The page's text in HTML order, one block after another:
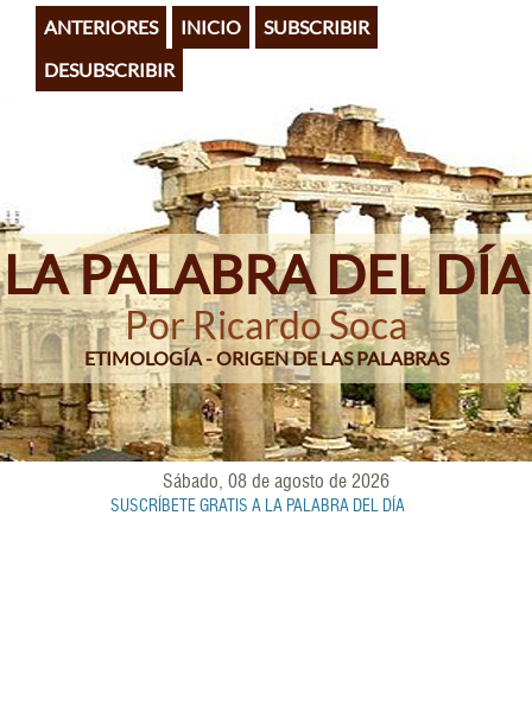
Pasar
contenido
principal
ANTERIORES INICIO
SUBSCRIBIR
DESUBSCRIBIR
LA PALABRA DEL DÍA
Por Ricardo Soca
ETIMOLOGÍA - ORIGEN DE LAS PALABRAS
Sábado, 08 de agosto de 2026
SUSCRÍBETE GRATIS A LA PALABRA DEL DÍA